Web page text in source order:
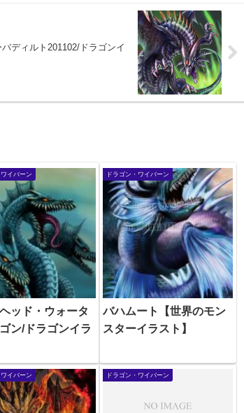
バディルト201102/ドラゴンイ
イバーン
ヘッド・ウォータ
ン/ドラゴンイラ
ドラゴン・ワイバーン
バハムート【世界のモン
スターイラスト】
イバーン ドラゴン・ワイバーン